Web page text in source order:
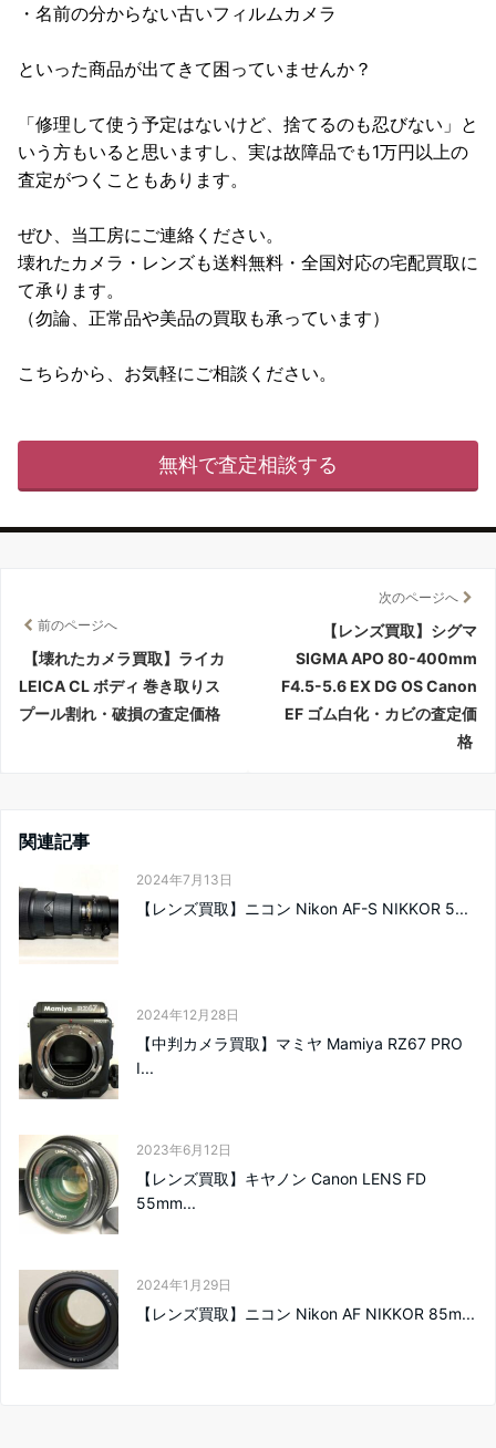
・名前の分からない古いフィルムカメラ
といった商品が出てきて困っていませんか？
「修理して使う予定はないけど、捨てるのも忍びない」と
いう方もいると思いますし、実は故障品でも1万円以上の
査定がつくこともあります。
ぜひ、当工房にご連絡ください。
壊れたカメラ・レンズも送料無料・全国対応の宅配買取に
て承ります。
（勿論、正常品や美品の買取も承っています）
こちらから、お気軽にご相談ください。
無料で査定相談する
前のページへ
【壊れたカメラ買取】ライカ
LEICA CL ボディ 巻き取りス
プール割れ・破損の査定価格
次のページへ
【レンズ買取】シグマ
SIGMA APO 80-400mm
F4.5-5.6 EX DG OS Canon
EF ゴム白化・カビの査定価
格
関連記事
2024年7月13日
【レンズ買取】ニコン Nikon AF-S NIKKOR 5...
2024年12月28日
【中判カメラ買取】マミヤ Mamiya RZ67 PRO
I...
2023年6月12日
【レンズ買取】キヤノン Canon LENS FD
55mm...
2024年1月29日
【レンズ買取】ニコン Nikon AF NIKKOR 85m...